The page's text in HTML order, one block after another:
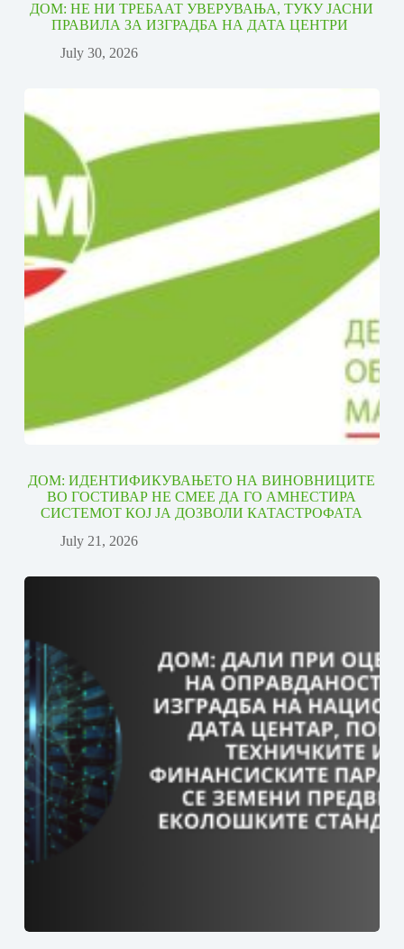
ДОМ: НЕ НИ ТРЕБААТ УВЕРУВАЊА, ТУКУ ЈАСНИ
ПРАВИЛА ЗА ИЗГРАДБА НА ДАТА ЦЕНТРИ
July 30, 2026
ДОМ: ИДЕНТИФИКУВАЊЕТО НА ВИНОВНИЦИТЕ
ВО ГОСТИВАР НЕ СМЕЕ ДА ГО АМНЕСТИРА
СИСТЕМОТ КОЈ ЈА ДОЗВОЛИ КАТАСТРОФАТА
July 21, 2026